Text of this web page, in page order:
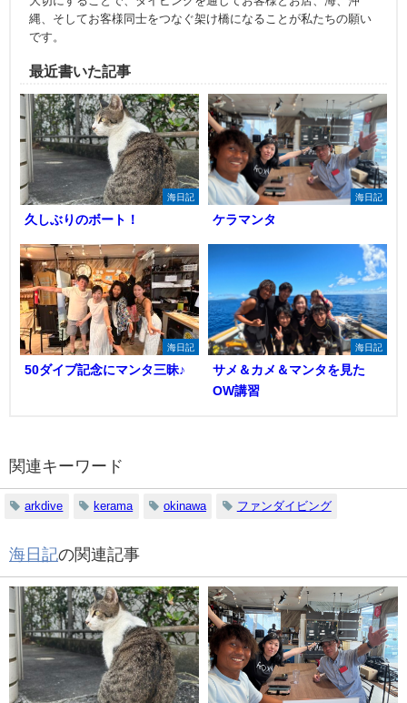
縄、そしてお客様同士をつなぐ架け橋になることが私たちの願い
です。
最近書いた記事
海日記
久しぶりのボート！
海日記
ケラマンタ
海日記
50ダイブ記念にマンタ三昧♪
海日記
サメ＆カメ＆マンタを見た
OW講習
関連キーワード
arkdive kerama okinawa ファンダイビング
海日記の関連記事